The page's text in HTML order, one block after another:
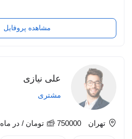
مشاهده پروفایل
علی نیازی
مشتری
تهران 750000 تومان / در ماه